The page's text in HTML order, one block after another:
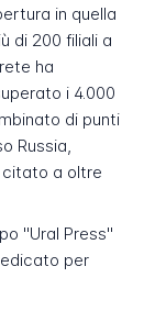
in quella
di 200 filiali a
ha
i 4.000
di punti
Russia,
citato a oltre
"Ural Press"
per